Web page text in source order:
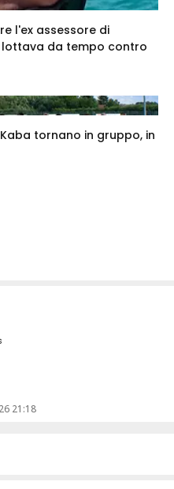
l'ex assessore di
lottava da tempo contro
Kaba tornano in gruppo, in
21:18